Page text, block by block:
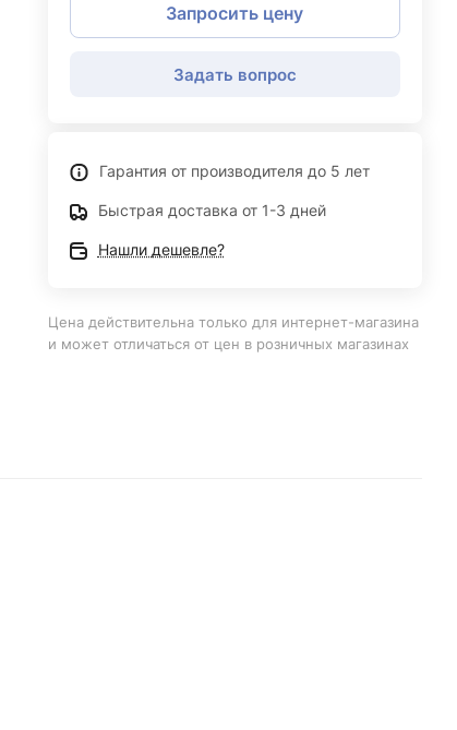
Запросить цену
Задать вопрос
Гарантия от производителя до 5 лет
Быстрая доставка от 1-3 дней
Нашли дешевле?
Цена действительна только для интернет-магазина
и может отличаться от цен в розничных магазинах